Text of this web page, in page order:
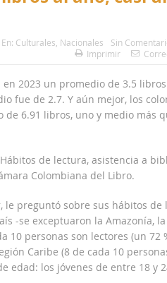
En: Culturales, Nacionales
Sin
Imprimir
2023 un promedio de 3.5
fue de 2.7. Y aún mejor, los
6.91 libros, uno y medio más
de lectura, asistencia a
Colombiana del Libro.
le preguntó sobre sus hábitos de
-se exceptuaron la Amazonía,
10 personas son lectores (un 72
Caribe (8 de cada 10
edad: los jóvenes de entre 18 y
Departamental del